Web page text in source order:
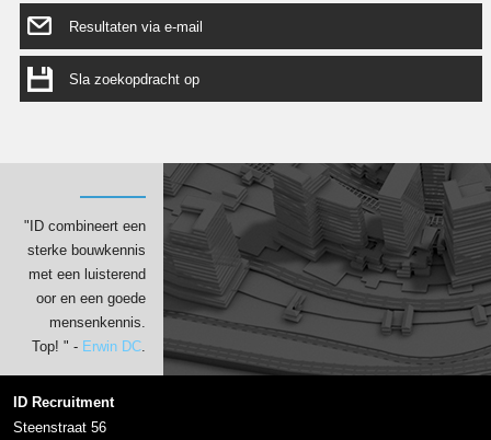
Resultaten via e-mail
Sla zoekopdracht op
"ID combineert een
sterke bouwkennis
met een luisterend
oor en een goede
mensenkennis.
Top! " - Erwin DC.
ID Recruitment
Steenstraat 56